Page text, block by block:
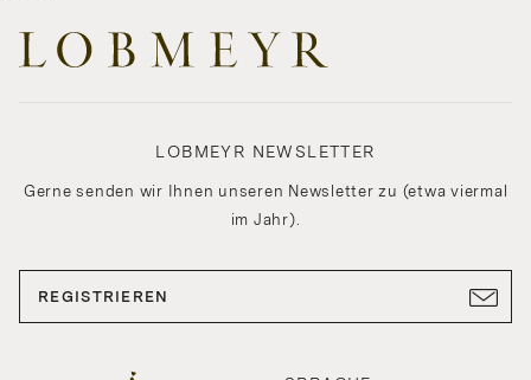
LOBMEYR NEWSLETTER
Gerne senden wir Ihnen unseren Newsletter zu (etwa viermal
im Jahr).
REGISTRIEREN